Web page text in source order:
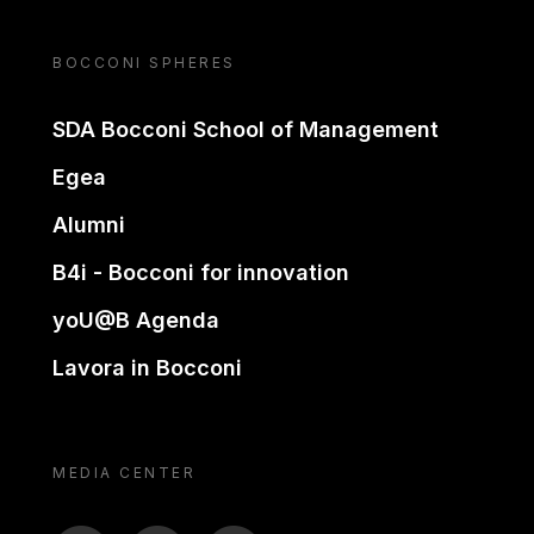
BOCCONI SPHERES
SDA Bocconi School of Management
Egea
Alumni
B4i - Bocconi for innovation
yoU@B Agenda
Lavora in Bocconi
MEDIA CENTER